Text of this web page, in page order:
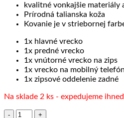
kvalitné vonkajšie materiály
Prírodná talianska koža
Kovanie je v striebornej
1x hlavné vrecko
1x predné vrecko
1x vnútorné vrecko na zips
1x vrecko na mobilný telefón
1x zipsové oddelenie zadné
Na sklade 2 ks - expedujeme ihneď
množstvo